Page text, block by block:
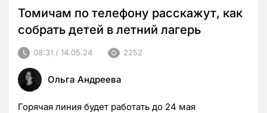
Томичам по телефону расскажут, как
собрать детей в летний лагерь
08:31 / 14.05.24 2252
Ольга Андреева
Горячая линия будет работать до 24 мая